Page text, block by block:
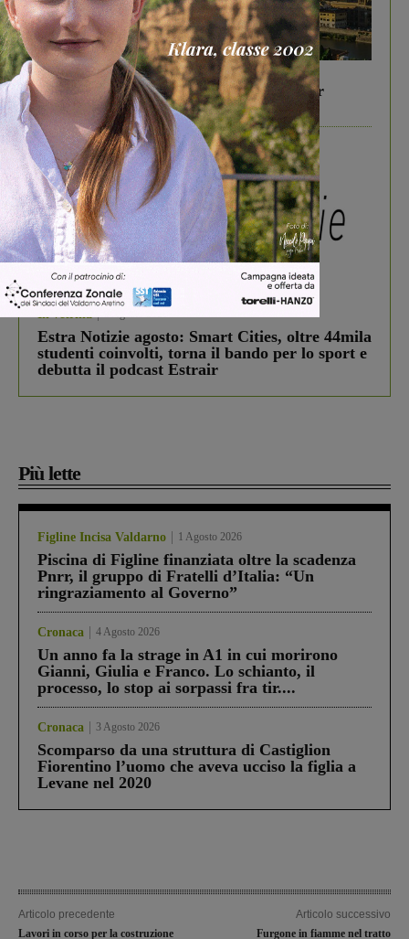
In vetrina 6 Agosto 2026
Gita di famiglia a Firenze: 5 idee per far
divertire i tuoi figli
In vetrina
Estra Notizie agosto: Smart Cities, oltre 44mila
studenti coinvolti, torna il bando per lo sport e
debutta il podcast Estrair
Più lette
Figline Incisa Valdarno 1 Agosto 2026
Piscina di Figline finanziata oltre la scadenza
Pnrr, il gruppo di Fratelli d’Italia: “Un
ringraziamento al Governo”
Cronaca 4 Agosto 2026
Un anno fa la strage in A1 in cui morirono
Gianni, Giulia e Franco. Lo schianto, il
processo, lo stop ai sorpassi fra tir....
Cronaca 3 Agosto 2026
Scomparso da una struttura di Castiglion
Fiorentino l’uomo che aveva ucciso la figlia a
Levane nel 2020
Articolo precedente
Lavori in corso per la costruzione
Articolo successivo
Furgone in fiamme nel tratto